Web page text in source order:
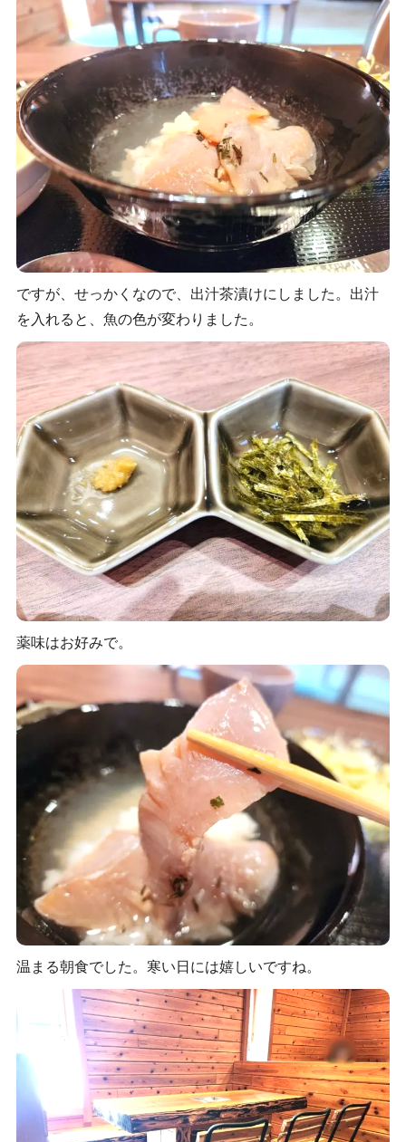
ですが、せっかくなので、出汁茶漬けにしました。出汁
を入れると、魚の色が変わりました。
薬味はお好みで。
温まる朝食でした。寒い日には嬉しいですね。